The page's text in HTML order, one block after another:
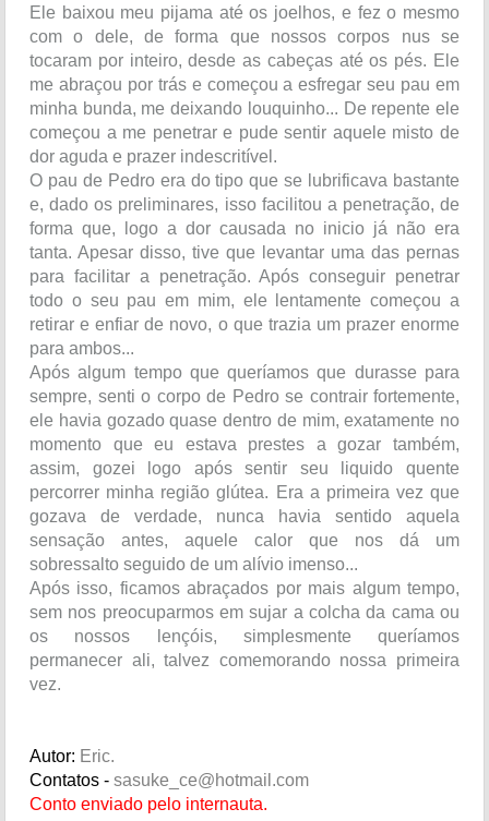
Ele baixou meu pijama até os joelhos, e fez o mesmo
com o dele, de forma que nossos corpos nus se
tocaram por inteiro, desde as cabeças até os pés. Ele
me abraçou por trás e começou a esfregar seu pau em
minha bunda, me deixando louquinho... De repente ele
começou a me penetrar e pude sentir aquele misto de
dor aguda e prazer indescritível.
O pau de Pedro era do tipo que se lubrificava bastante
e, dado os preliminares, isso facilitou a penetração, de
forma que, logo a dor causada no inicio já não era
tanta. Apesar disso, tive que levantar uma das pernas
para facilitar a penetração. Após conseguir penetrar
todo o seu pau em mim, ele lentamente começou a
retirar e enfiar de novo, o que trazia um prazer enorme
para ambos...
Após algum tempo que queríamos que durasse para
sempre, senti o corpo de Pedro se contrair fortemente,
ele havia gozado quase dentro de mim, exatamente no
momento que eu estava prestes a gozar também,
assim, gozei logo após sentir seu liquido quente
percorrer minha região glútea. Era a primeira vez que
gozava de verdade, nunca havia sentido aquela
sensação antes, aquele calor que nos dá um
sobressalto seguido de um alívio imenso...
Após isso, ficamos abraçados por mais algum tempo,
sem nos preocuparmos em sujar a colcha da cama ou
os nossos lençóis, simplesmente queríamos
permanecer ali, talvez comemorando nossa primeira
vez.
Autor: Eric.
Contatos - sasuke_ce@hotmail.com
Conto enviado pelo internauta.